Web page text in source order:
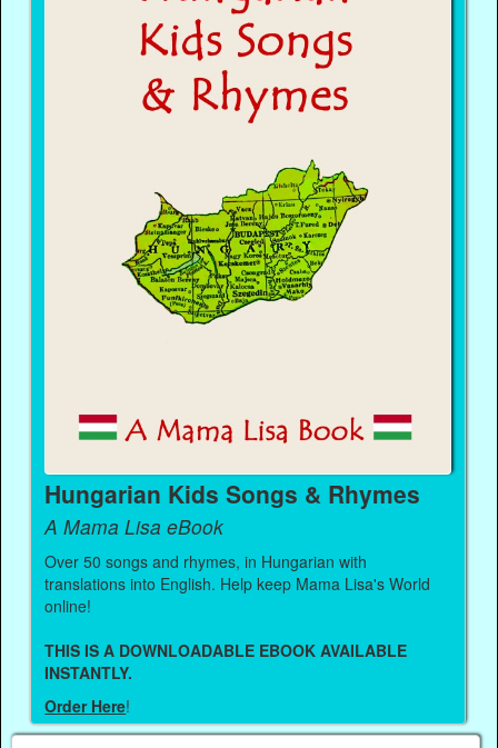
Hungarian Kids Songs & Rhymes
A Mama Lisa eBook
Over 50 songs and rhymes, in Hungarian with
translations into English. Help keep Mama Lisa's World
online!
THIS IS A DOWNLOADABLE EBOOK AVAILABLE
INSTANTLY.
Order Here!